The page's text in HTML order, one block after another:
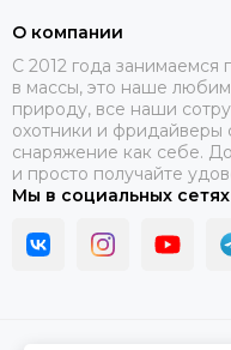
О компании
C 2012 года
в массы, это наше
природу, все наши
охотники и
снаряжение как себе.
и просто получайте
Мы в социальных сетях